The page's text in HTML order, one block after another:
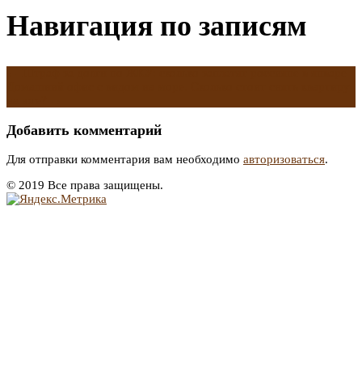
Навигация по записям
Добавить комментарий
Для отправки комментария вам необходимо авторизоваться.
© 2019 Все права защищены.